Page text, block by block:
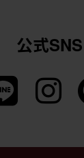
公式SNS